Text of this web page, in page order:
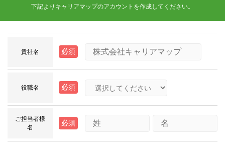
下記よりキャリアマップのアカウントを作成してください。
貴社名 必須
役職名 必須
ご担当者様
名
必須